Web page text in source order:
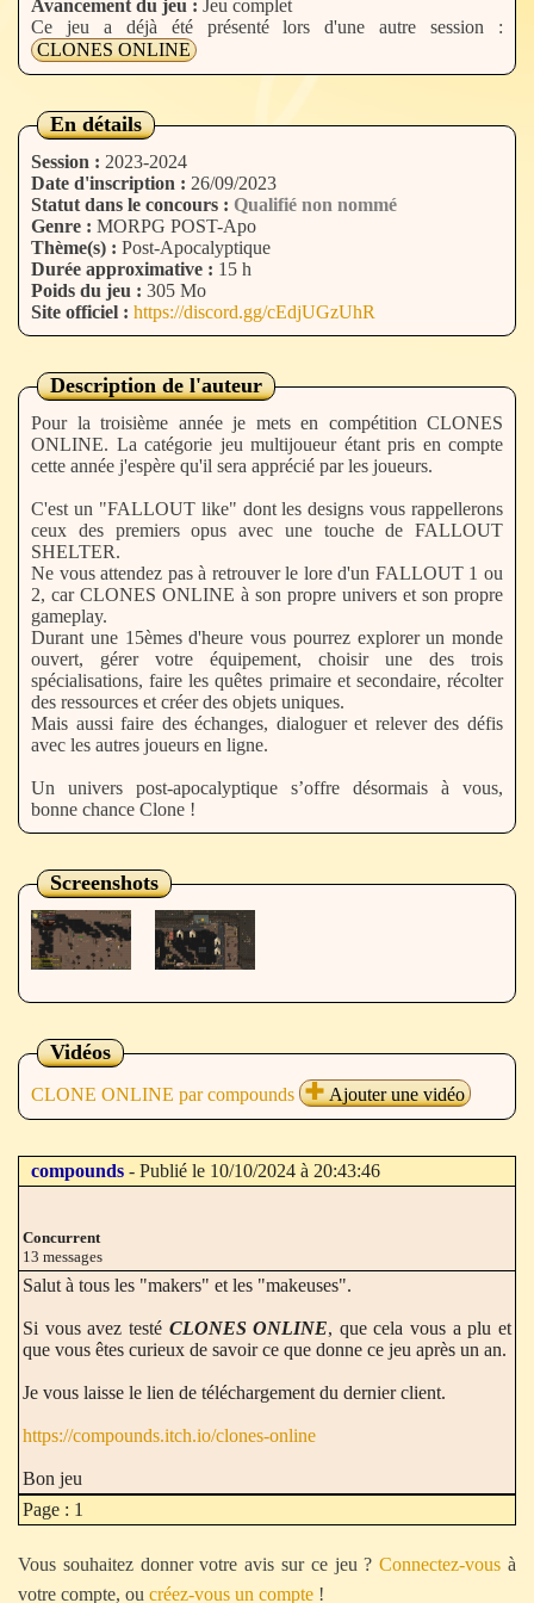
Avancement du jeu : Jeu complet
Ce jeu a déjà été présenté lors d'une autre session :
CLONES ONLINE
En détails
Session : 2023-2024
Date d'inscription : 26/09/2023
Statut dans le concours : Qualifié non nommé
Genre : MORPG POST-Apo
Thème(s) : Post-Apocalyptique
Durée approximative : 15 h
Poids du jeu : 305 Mo
Site officiel : https://discord.gg/cEdjUGzUhR
Description de l'auteur
Pour la troisième année je mets en compétition CLONES
ONLINE. La catégorie jeu multijoueur étant pris en compte
cette année j'espère qu'il sera apprécié par les joueurs.
C'est un "FALLOUT like" dont les designs vous rappellerons
ceux des premiers opus avec une touche de FALLOUT
SHELTER.
Ne vous attendez pas à retrouver le lore d'un FALLOUT 1 ou
2, car CLONES ONLINE à son propre univers et son propre
gameplay.
Durant une 15èmes d'heure vous pourrez explorer un monde
ouvert, gérer votre équipement, choisir une des trois
spécialisations, faire les quêtes primaire et secondaire, récolter
des ressources et créer des objets uniques.
Mais aussi faire des échanges, dialoguer et relever des défis
avec les autres joueurs en ligne.
Un univers post-apocalyptique s’offre désormais à vous,
bonne chance Clone !
Screenshots
Vidéos
CLONE ONLINE par compounds Ajouter une vidéo
Page : 1
compounds - Publié le 10/10/2024 à 20:43:46
Concurrent
13 messages
Salut à tous les "makers" et les "makeuses".
Si vous avez testé CLONES ONLINE, que cela vous a plu et
que vous êtes curieux de savoir ce que donne ce jeu après un an.
Je vous laisse le lien de téléchargement du dernier client.
https://compounds.itch.io/clones-online
Bon jeu
Vous souhaitez donner votre avis sur ce jeu ?Connectez-vous à
votre compte, ou créez-vous un compte !